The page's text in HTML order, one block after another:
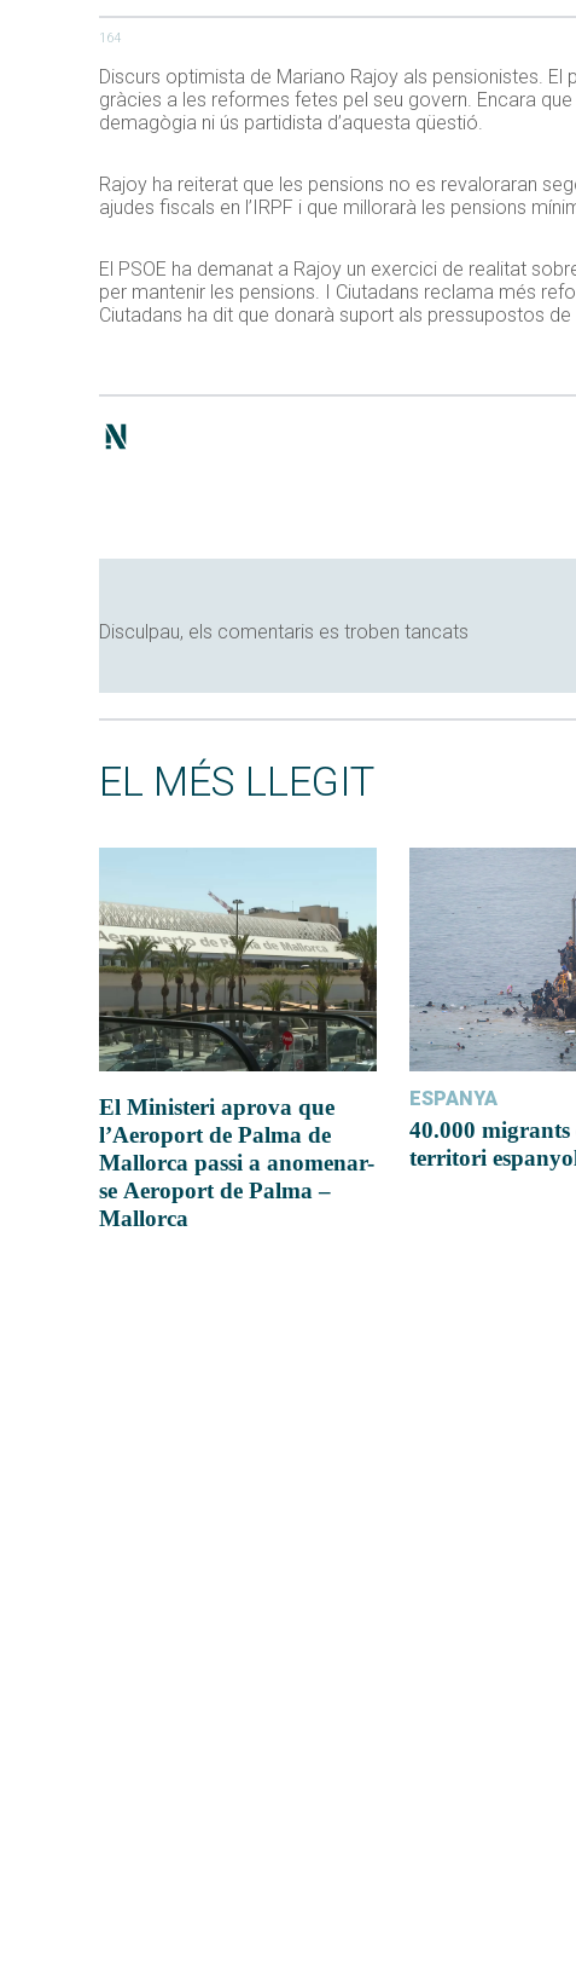
164
Discurs optimista de Mariano Rajoy als pensionistes.
gràcies a les reformes fetes pel seu govern. Encara
demagògia ni ús partidista d’aquesta qüestió.
Rajoy ha reiterat que les pensions no es revaloraran
ajudes fiscals en l’IRPF i que millorarà les pensions
El PSOE ha demanat a Rajoy un exercici de realitat
per mantenir les pensions. I Ciutadans reclama més
Ciutadans ha dit que donarà suport als pressupostos
Disculpau, els comentaris es troben tancats
EL MÉS LLEGIT
El Ministeri aprova que
l’Aeroport de Palma de
Mallorca passi a anomenar-
se Aeroport de Palma –
Mallorca
ESPANYA
40.000 migrants
territori